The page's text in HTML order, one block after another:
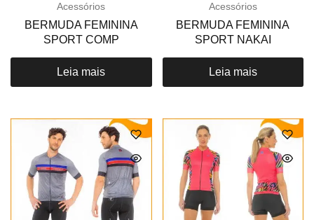
Acessórios
BERMUDA FEMININA
SPORT COMP
Leia mais
Acessórios
BERMUDA FEMININA
SPORT NAKAI
Leia mais